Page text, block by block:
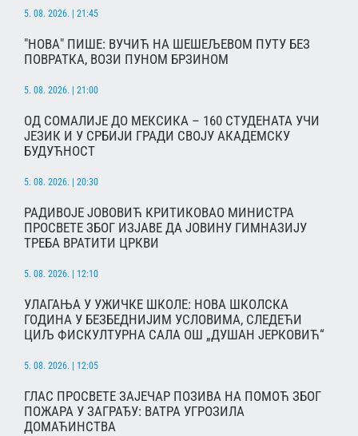
5. 08. 2026. | 21:45
"НОВА" ПИШЕ: ВУЧИЋ НА ШЕШЕЉЕВОМ ПУТУ БЕЗ
ПОВРАТКА, ВОЗИ ПУНОМ БРЗИНОМ
5. 08. 2026. | 21:00
ОД СОМАЛИЈЕ ДО МЕКСИКА – 160 СТУДЕНАТА УЧИ
ЈЕЗИК И У СРБИЈИ ГРАДИ СВОЈУ АКАДЕМСКУ
БУДУЋНОСТ
5. 08. 2026. | 20:30
РАДИВОЈЕ ЈОВОВИЋ КРИТИКОВАО МИНИСТРА
ПРОСВЕТЕ ЗБОГ ИЗЈАВЕ ДА ЈОВИНУ ГИМНАЗИЈУ
ТРЕБА ВРАТИТИ ЦРКВИ
5. 08. 2026. | 12:10
УЛАГАЊА У УЖИЧКЕ ШКОЛЕ: НОВА ШКОЛСКА
ГОДИНА У БЕЗБЕДНИЈИМ УСЛОВИМА, СЛЕДЕЋИ
ЦИЉ ФИСКУЛТУРНА САЛА ОШ „ДУШАН ЈЕРКОВИЋ“
5. 08. 2026. | 12:05
ГЛАС ПРОСВЕТЕ ЗАЈЕЧАР ПОЗИВА НА ПОМОЋ ЗБОГ
ПОЖАРА У ЗАГРАЂУ: ВАТРА УГРОЗИЛА
ДОМАЋИНСТВА